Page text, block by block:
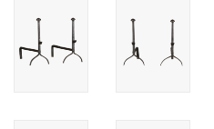
Login